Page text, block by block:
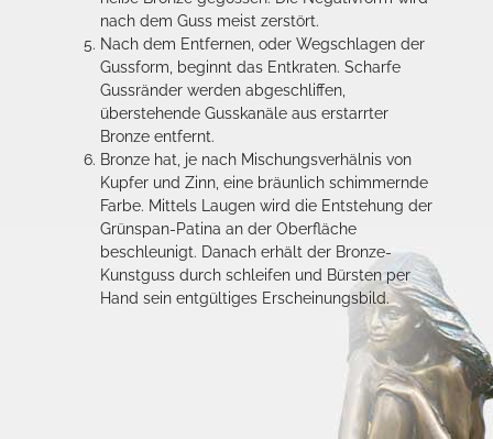
nach dem Guss meist zerstört.
Nach dem Entfernen, oder Wegschlagen der
Gussform, beginnt das Entkraten. Scharfe
Gussränder werden abgeschliffen,
überstehende Gusskanäle aus erstarrter
Bronze entfernt.
Bronze hat, je nach Mischungsverhälnis von
Kupfer und Zinn, eine bräunlich schimmernde
Farbe. Mittels Laugen wird die Entstehung der
Grünspan-Patina an der Oberfläche
beschleunigt. Danach erhält der Bronze-
Kunstguss durch schleifen und Bürsten per
Hand sein entgültiges Erscheinungsbild.